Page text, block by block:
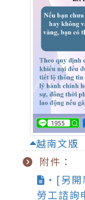
越南文版
附件：
‧[另開
勞工諮詢